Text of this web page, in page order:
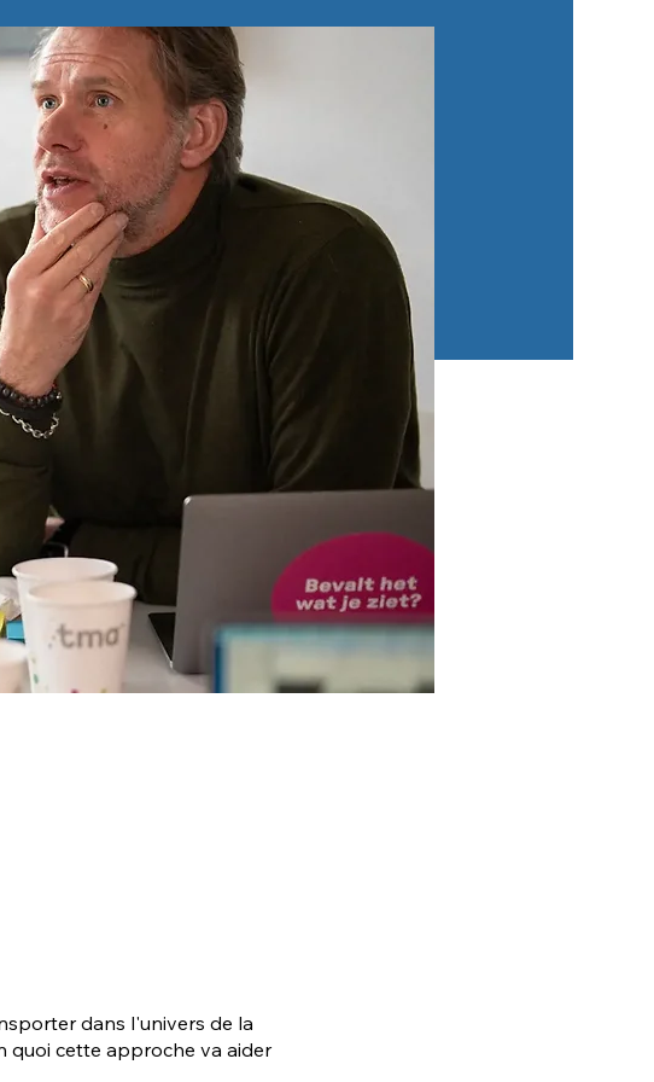
dans l'univers de la
quoi cette approche va aider